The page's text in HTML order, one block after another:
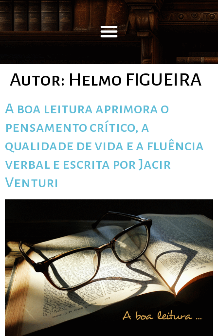
Autor: Helmo FIGUEIRA
A boa leitura aprimora o
pensamento crítico, a
qualidade de vida e a fluência
verbal e escrita por Jacir
Venturi